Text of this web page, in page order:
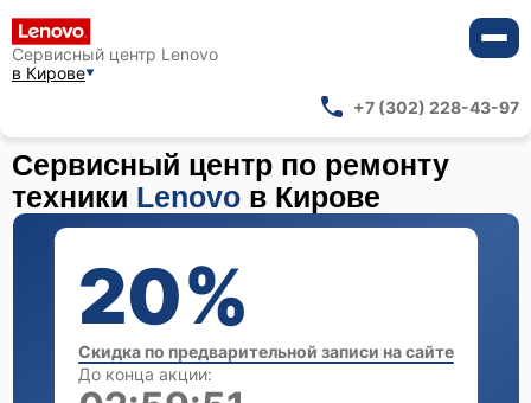
Сервисный центр Lenovo
в Кирове
+7 (302) 228-43-97
Сервисный центр по ремонту
техники Lenovo в Кирове
20%
Скидка по предварительной записи на сайте
До конца акции: